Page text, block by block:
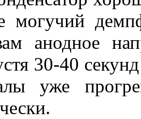
могучий
анодное
30-40
уже